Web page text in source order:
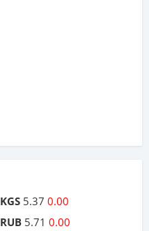
KGS 5.37 0.00
RUB 5.71 0.00